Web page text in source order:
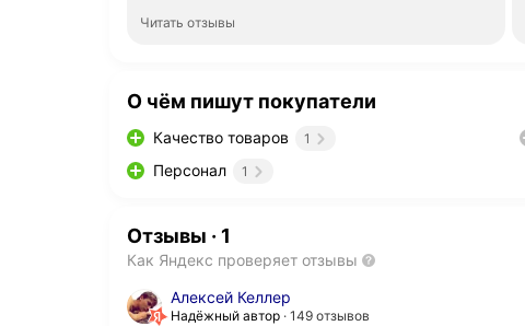
Читать отзывы
О чём пишут покупатели
Качество товаров 1
Персонал 1
Отзывы · 1
Как Яндекс проверяет отзывы
Алексей Келлер
Надёжный автор 149 отзывов